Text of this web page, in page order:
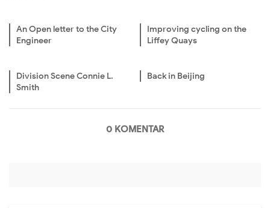
An Open letter to the City
Engineer
Improving cycling on the
Liffey Quays
Division Scene Connie L.
Smith
Back in Beijing
0 KOMENTAR